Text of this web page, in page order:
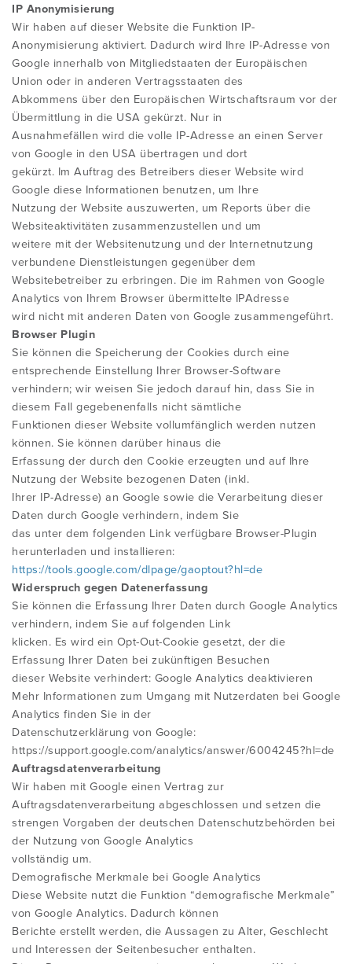
IP Anonymisierung
Wir haben auf dieser Website die Funktion IP-
Anonymisierung aktiviert. Dadurch wird Ihre IP-Adresse von
Google innerhalb von Mitgliedstaaten der Europäischen
Union oder in anderen Vertragsstaaten des
Abkommens über den Europäischen Wirtschaftsraum vor der
Übermittlung in die USA gekürzt. Nur in
Ausnahmefällen wird die volle IP-Adresse an einen Server
von Google in den USA übertragen und dort
gekürzt. Im Auftrag des Betreibers dieser Website wird
Google diese Informationen benutzen, um Ihre
Nutzung der Website auszuwerten, um Reports über die
Websiteaktivitäten zusammenzustellen und um
weitere mit der Websitenutzung und der Internetnutzung
verbundene Dienstleistungen gegenüber dem
Websitebetreiber zu erbringen. Die im Rahmen von Google
Analytics von Ihrem Browser übermittelte IPAdresse
wird nicht mit anderen Daten von Google zusammengeführt.
Browser Plugin
Sie können die Speicherung der Cookies durch eine
entsprechende Einstellung Ihrer Browser-Software
verhindern; wir weisen Sie jedoch darauf hin, dass Sie in
diesem Fall gegebenenfalls nicht sämtliche
Funktionen dieser Website vollumfänglich werden nutzen
können. Sie können darüber hinaus die
Erfassung der durch den Cookie erzeugten und auf Ihre
Nutzung der Website bezogenen Daten (inkl.
Ihrer IP-Adresse) an Google sowie die Verarbeitung dieser
Daten durch Google verhindern, indem Sie
das unter dem folgenden Link verfügbare Browser-Plugin
herunterladen und installieren:
https://tools.google.com/dlpage/gaoptout?hl=de
Widerspruch gegen Datenerfassung
Sie können die Erfassung Ihrer Daten durch Google Analytics
verhindern, indem Sie auf folgenden Link
klicken. Es wird ein Opt-Out-Cookie gesetzt, der die
Erfassung Ihrer Daten bei zukünftigen Besuchen
dieser Website verhindert: Google Analytics deaktivieren
Mehr Informationen zum Umgang mit Nutzerdaten bei Google
Analytics finden Sie in der
Datenschutzerklärung von Google:
https://support.google.com/analytics/answer/6004245?hl=de
Auftragsdatenverarbeitung
Wir haben mit Google einen Vertrag zur
Auftragsdatenverarbeitung abgeschlossen und setzen die
strengen Vorgaben der deutschen Datenschutzbehörden bei
der Nutzung von Google Analytics
vollständig um.
Demografische Merkmale bei Google Analytics
Diese Website nutzt die Funktion “demografische Merkmale”
von Google Analytics. Dadurch können
Berichte erstellt werden, die Aussagen zu Alter, Geschlecht
und Interessen der Seitenbesucher enthalten.